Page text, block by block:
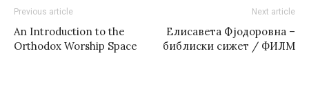
Previous article
An Introduction to the
Orthodox Worship Space
Next article
Елисавета Фјодоровна –
библиски сижет / ФИЛМ